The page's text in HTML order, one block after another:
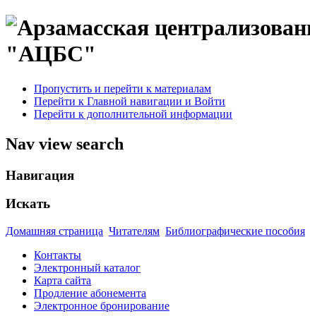
"АЦБС"
Пропустить и перейти к материалам
Перейти к Главной навигации и Войти
Перейти к дополнительной информации
Nav view search
Навигация
Искать
Домашняя страница Читателям Библиографические пособия
Контакты
Электронный каталог
Карта сайта
Продление абонемента
Электронное бронирование